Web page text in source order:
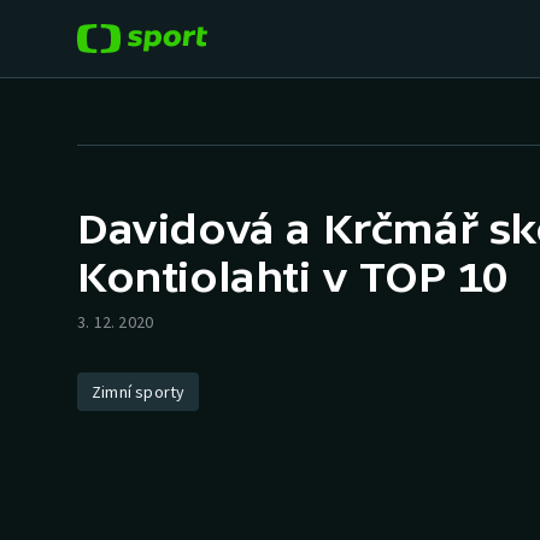
Hokej
Tenis
Cyklistika
Baseball a softbal
Basketbal
Davidová a Krčmář
Kontiolahti v TOP 10
3. 12. 2020
Zimní sporty